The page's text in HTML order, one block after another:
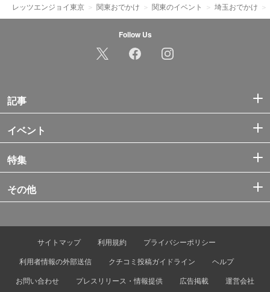
レッツエンジョイ東京 関東おでかけ 関東のイベント 埼玉おでかけ
Follow Us
記事
イベント
特集
その他
サイトマップ 利用規約
プライバシーポリシー
利用者情報の外部送信
クチコミ投稿ガイドライン
ヘルプ
お問い合わせ
プレスリリース・情報提供 広告掲載 運営会社